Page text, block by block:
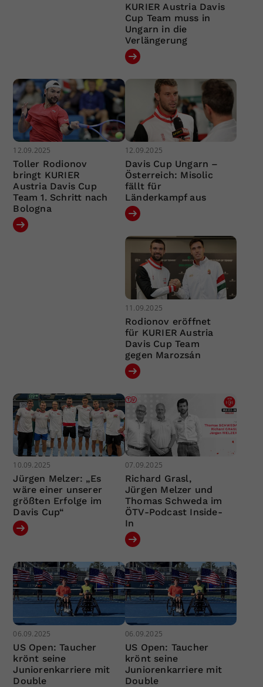
KURIER Austria Davis
Cup Team muss in
Ungarn in die
Verlängerung
12.09.2025
Toller Rodionov
bringt KURIER
Austria Davis Cup
Team 1. Schritt nach
Bologna
12.09.2025
Davis Cup Ungarn –
Österreich: Misolic
fällt für
Länderkampf aus
11.09.2025
Rodionov eröffnet
für KURIER Austria
Davis Cup Team
gegen Marozsán
10.09.2025
Jürgen Melzer: „Es
wäre einer unserer
größten Erfolge im
Davis Cup“
07.09.2025
Richard Grasl,
Jürgen Melzer und
Thomas Schweda im
ÖTV-Podcast Inside-
In
06.09.2025
US Open: Taucher
krönt seine
Juniorenkarriere mit
Double
06.09.2025
US Open: Taucher
krönt seine
Juniorenkarriere mit
Double